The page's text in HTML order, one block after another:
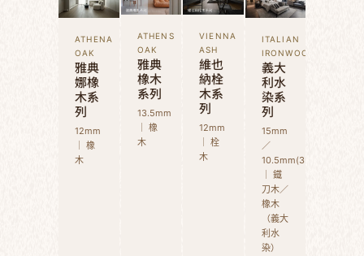
ATHENA
OAK
雅典
娜橡
木系
列
12mm
｜ 橡
木
ATHENS
OAK
雅典
橡木
系列
13.5mm
｜ 橡
木
VIENNA
ASH
維也
納栓
木系
列
12mm
｜ 栓
木
ITALIAN
IRONWOOD
義大
利水
染系
列
15mm
／
10.5mm(3D)
｜ 鐵
刀木／
橡木
（義大
利水
染）